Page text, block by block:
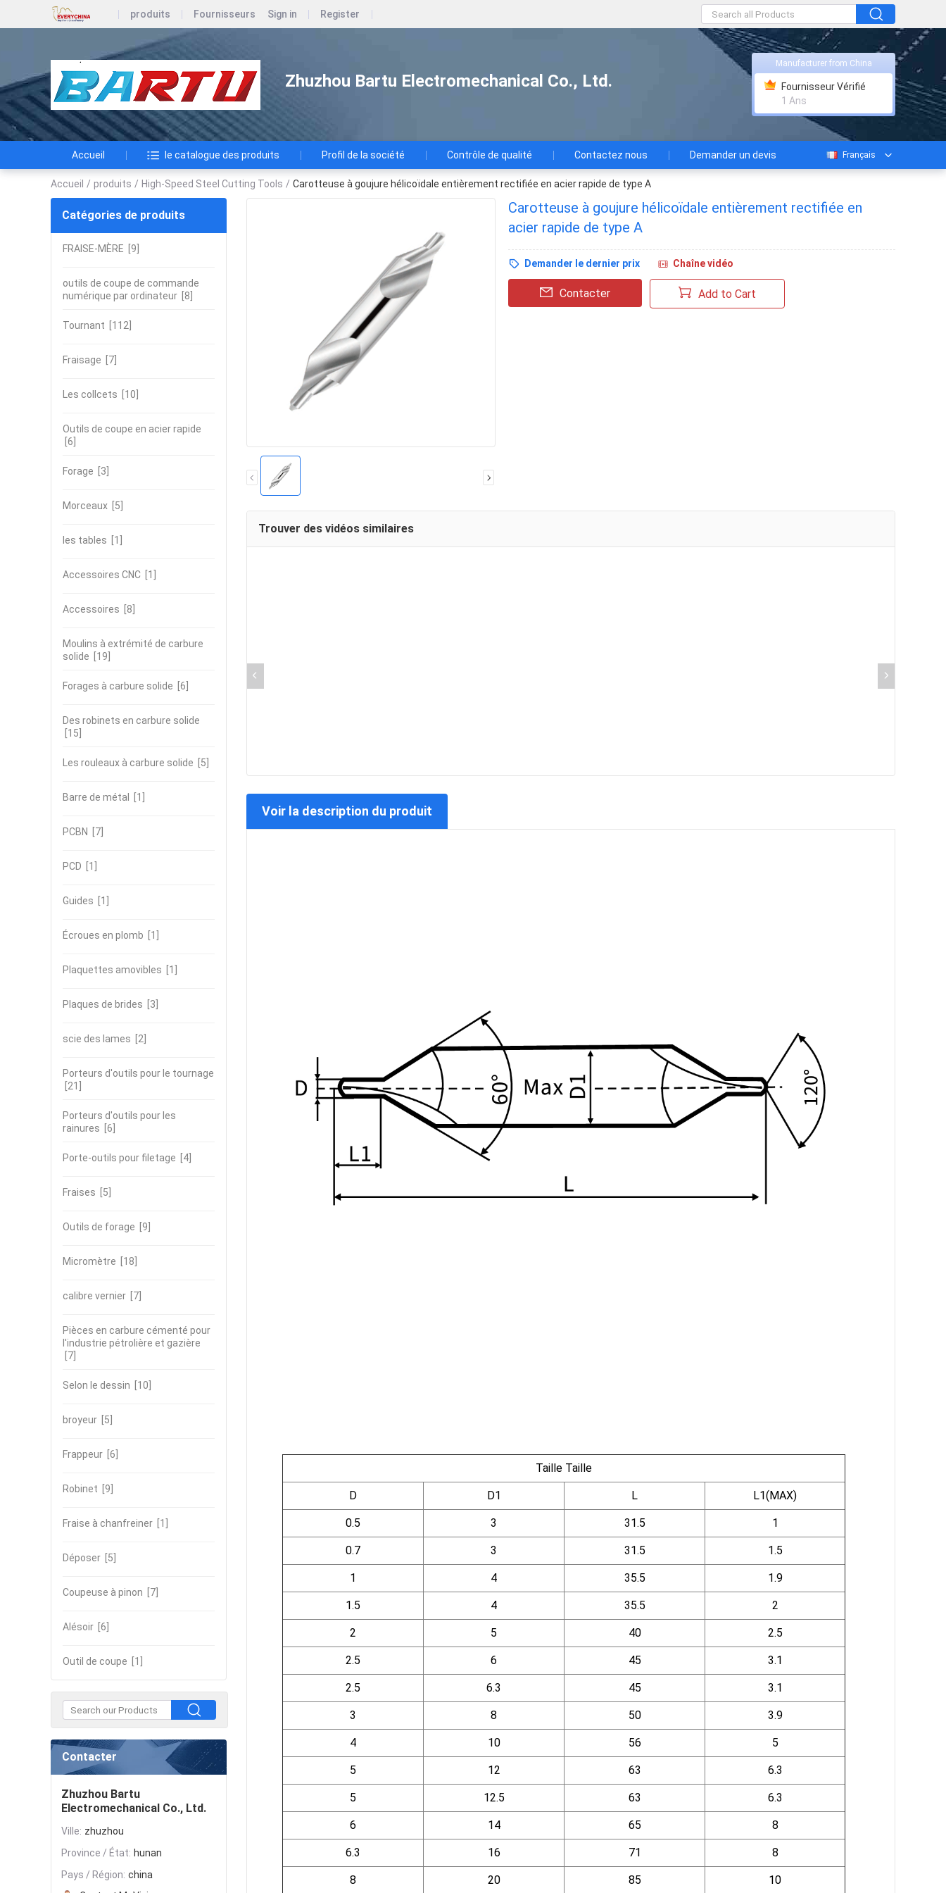
produits Fournisseurs Sign in Register
Zhuzhou Bartu Electromechanical Co., Ltd.
Manufacturer from China
Fournisseur Vérifié
1 Ans
Accueil le catalogue des produits Profil de la société Contrôle de qualité Contactez nous Demander un devis Français
Accueil / produits / High-Speed Steel Cutting Tools / Carotteuse à goujure hélicoïdale entièrement rectifiée en acier rapide de type A
Catégories de produits
FRAISE-MÈRE [9]
outils de coupe de commande
numérique par ordinateur [8]
Tournant [112]
Fraisage [7]
Les collcets [10]
Outils de coupe en acier rapide
[6]
Forage [3]
Morceaux [5]
les tables [1]
Accessoires CNC [1]
Accessoires [8]
Moulins à extrémité de carbure
solide [19]
Forages à carbure solide [6]
Des robinets en carbure solide
[15]
Les rouleaux à carbure solide [5]
Barre de métal [1]
PCBN [7]
PCD [1]
Guides [1]
Écroues en plomb [1]
Plaquettes amovibles [1]
Plaques de brides [3]
scie des lames [2]
Porteurs d'outils pour le tournage
[21]
Porteurs d'outils pour les
rainures [6]
Porte-outils pour filetage [4]
Fraises [5]
Outils de forage [9]
Micromètre [18]
calibre vernier [7]
Pièces en carbure cémenté pour
l'industrie pétrolière et gazière
[7]
Selon le dessin [10]
broyeur [5]
Frappeur [6]
Robinet [9]
Fraise à chanfreiner [1]
Déposer [5]
Coupeuse à pinon [7]
Alésoir [6]
Outil de coupe [1]
Contacter
Zhuzhou Bartu
Electromechanical Co., Ltd.
Ville: zhuzhou
Province / État: hunan
Pays / Région: china
Carotteuse à goujure hélicoïdale entièrement rectifiée en
acier rapide de type A
Demander le dernier prix Chaîne vidéo
Contacter Add to Cart
Trouver des vidéos similaires
Voir la description du produit
Taille Taille
D D1 L L1(MAX)
0.5 3 31.5 1
0.7 3 31.5 1.5
1 4 35.5 1.9
1.5 4 35.5 2
2 5 40 2.5
2.5 6 45 3.1
2.5 6.3 45 3.1
3 8 50 3.9
4 10 56 5
5 12 63 6.3
5 12.5 63 6.3
6 14 65 8
6.3 16 71 8
8 20 85 10